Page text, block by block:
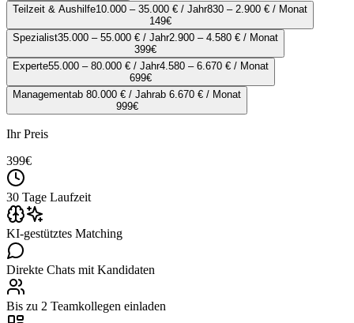
Teilzeit & Aushilfe10.000 – 35.000 € / Jahr830 – 2.900 € / Monat
149€
Spezialist35.000 – 55.000 € / Jahr2.900 – 4.580 € / Monat
399€
Experte55.000 – 80.000 € / Jahr4.580 – 6.670 € / Monat
699€
Managementab 80.000 € / Jahrab 6.670 € / Monat
999€
Ihr Preis
399€
30 Tage Laufzeit
KI-gestütztes Matching
Direkte Chats mit Kandidaten
Bis zu 2 Teamkollegen einladen